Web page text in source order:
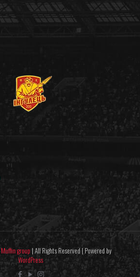
Muffin group | All Rights Reserved | Powered by
WordPress